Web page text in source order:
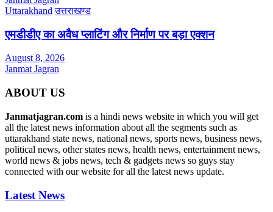
Uttarakhand उत्तराखण्ड
एमडीडीए का अवैध प्लाटिंग और निर्माण पर बड़ा एक्शन
August 8, 2026
Janmat Jagran
ABOUT US
Janmatjagran.com is a hindi news website in which you will get
all the latest news information about all the segments such as
uttarakhand state news, national news, sports news, business news,
political news, other states news, health news, entertainment news,
world news & jobs news, tech & gadgets news so guys stay
connected with our website for all the latest news update.
Latest News